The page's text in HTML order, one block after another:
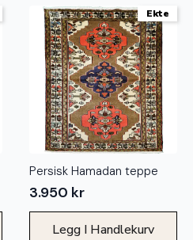
Ekte
Persisk Hamadan teppe
3.950 kr
Legg I Handlekurv